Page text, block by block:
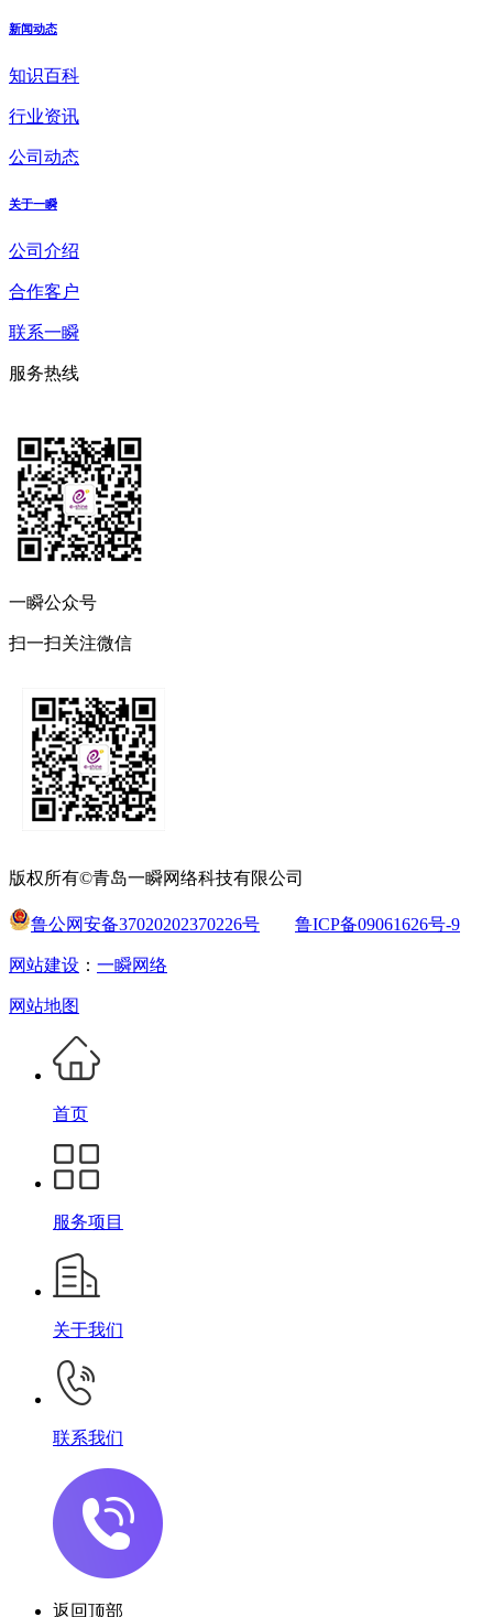
新闻动态
知识百科
行业资讯
公司动态
关于一瞬
公司介绍
合作客户
联系一瞬
服务热线
一瞬公众号
扫一扫关注微信
版权所有©青岛一瞬网络科技有限公司
鲁公网安备37020202370226号 鲁ICP备09061626号-9
网站建设 ： 一瞬网络
网站地图
首页
服务项目
关于我们
联系我们
返回顶部